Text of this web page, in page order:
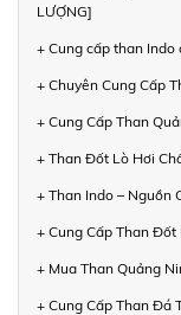
LƯỢNG]
+ Cung cấp than
+ Chuyên Cung Cấp
+ Cung Cấp Than
+ Than Đốt Lò Hơi
+ Than Indo – Nguồn
+ Cung Cấp Than Đốt
+ Mua Than Quảng
+ Cung Cấp Than Đá